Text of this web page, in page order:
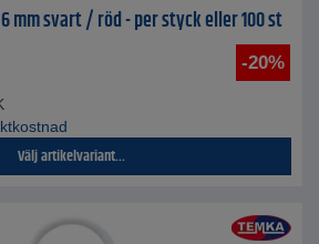
mm svart / röd - per styck eller 100 st
-20%
Välj artikelvariant...